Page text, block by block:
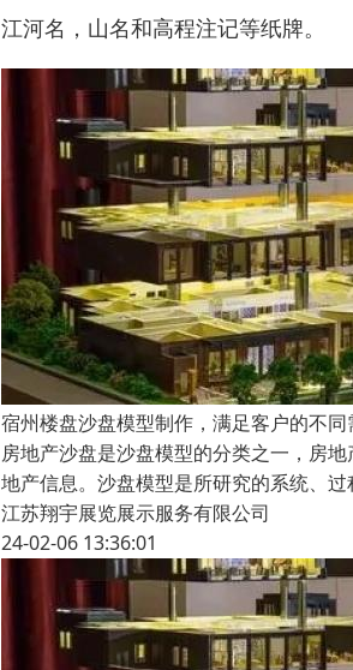
江河名，山名和高程注记等纸牌。
宿州楼盘沙盘模型制作，满足客户的不同
房地产沙盘是沙盘模型的分类之一，房
地产信息。沙盘模型是所研究的系统、
江苏翔宇展览展示服务有限公司
24-02-06 13:36:01